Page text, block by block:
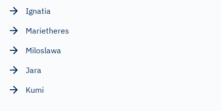
Ignatia
Marietheres
Miloslawa
Jara
Kumi